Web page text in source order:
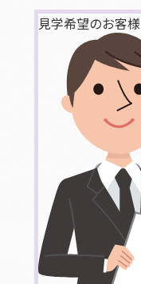
見学希望のお客様